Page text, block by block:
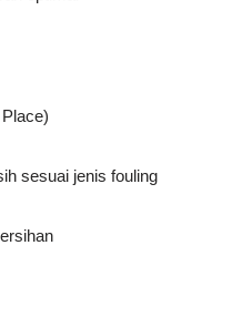
sesuai jenis fouling